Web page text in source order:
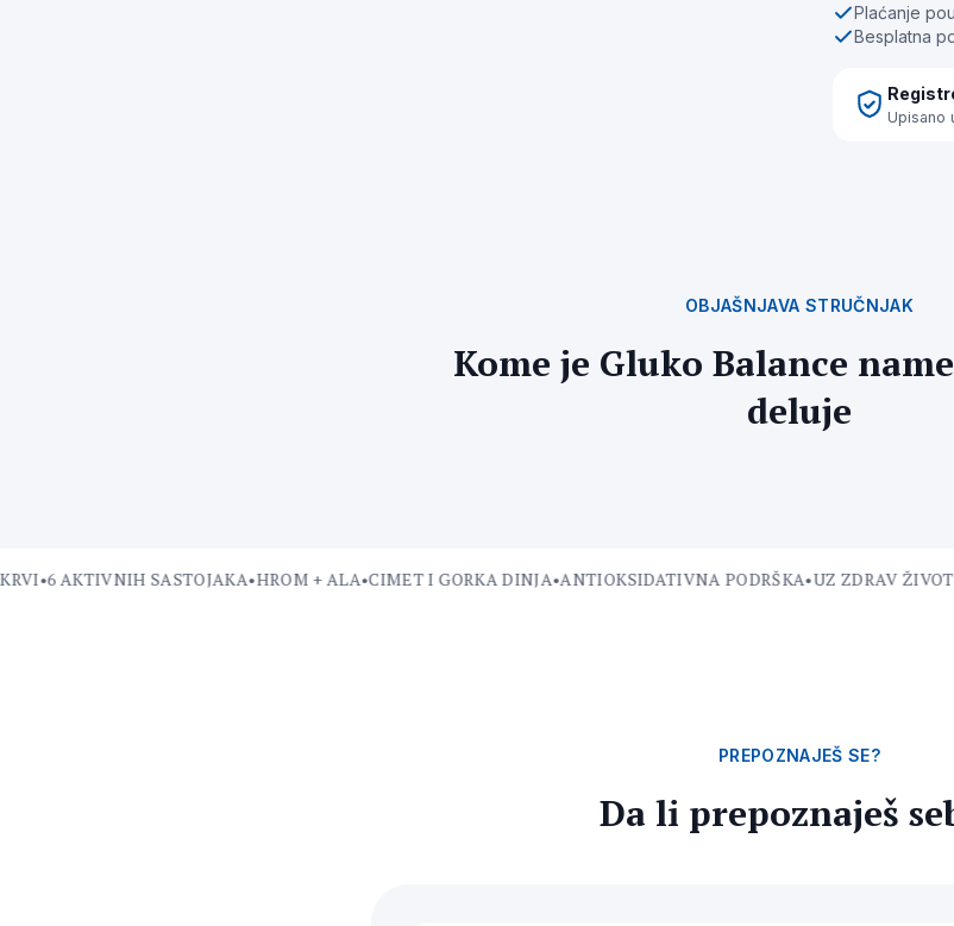
Plaćanje
Besplatna
Upisano
OBJAŠNJAVA STRUČNJAK
Kome je Gluko Balance
deluje
•6 AKTIVNIH SASTOJAKA•HROM + ALA•CIMET I GORKA DINJA•ANTIOKSIDATIVNA PODRŠKA•UZ ZDRAV
PREPOZNAJEŠ SE?
Da li prepoznaješ